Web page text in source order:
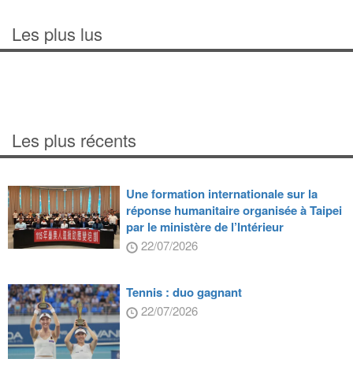
Les plus lus
Les plus récents
Une formation internationale sur la
réponse humanitaire organisée à Taipei
par le ministère de l’Intérieur
22/07/2026
Tennis : duo gagnant
22/07/2026